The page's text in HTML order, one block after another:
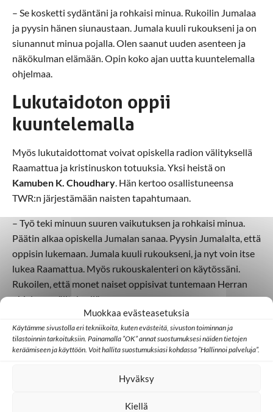
Muokkaa evästeasetuksia
Käytämme sivustolla eri tekniikoita, kuten evästeitä, sivuston toiminnan ja
tilastoinnin tarkoituksiin. Painamalla ”OK” annat suostumuksesi näiden tietojen
keräämiseen ja käyttöön. Voit hallita suostumuksiasi kohdassa ”Hallinnoi palveluja”.
Hyväksy
Kiellä
– Se kosketti sydäntäni ja rohkaisi minua. Rukoilin Jumalaa
ja pyysin hänen siunaustaan. Jumala kuuli rukoukseni ja on
siunannut minua pojalla. Olen saanut uuden asenteen ja
näkökulman elämään. Opin koko ajan uutta kuuntelemalla
ohjelmaa.
Lukutaidoton oppii
kuuntelemalla
Myös lukutaidottomat voivat opiskella radion välityksellä
Raamattua ja kristinuskon totuuksia. Yksi heistä on
Kamuben K. Choudhary. Hän kertoo osallistuneensa
TWR:n järjestämään naisten tapahtumaan.
– Työ teki minuun suuren vaikutuksen ja rohkaisi minua.
Päätin alkaa opiskella Jumalan sanaa. Pyysin Jumalalta, että
oppisin lukemaan. Jumala kuuli rukoukseni, ja nyt voin itse
lukea Raamattua. Myös rukouskalenteri on käytössäni.
Rukoilen, että monet naiset oppisivat tuntemaan Herran
ohjelman välityksellä.
Liisa Heinänen